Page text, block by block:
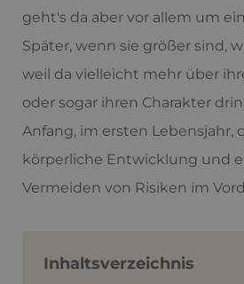
geht's da aber vor allem um
Später, wenn sie größer sind,
weil da vielleicht mehr über
oder sogar ihren Charakter
Anfang, im ersten Lebensjahr,
körperliche Entwicklung und
Vermeiden von Risiken im
Inhaltsverzeichnis